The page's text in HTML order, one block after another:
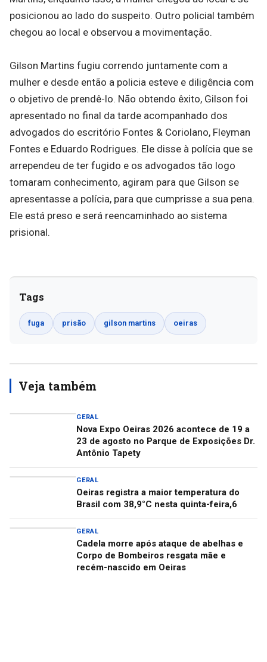
posicionou ao lado do suspeito. Outro policial também
chegou ao local e observou a movimentação.
Gilson Martins fugiu correndo juntamente com a
mulher e desde então a policia esteve e diligência com
o objetivo de prendê-lo. Não obtendo êxito, Gilson foi
apresentado no final da tarde acompanhado dos
advogados do escritório Fontes & Coriolano, Fleyman
Fontes e Eduardo Rodrigues. Ele disse à polícia que se
arrependeu de ter fugido e os advogados tão logo
tomaram conhecimento, agiram para que Gilson se
apresentasse a polícia, para que cumprisse a sua pena.
Ele está preso e será reencaminhado ao sistema
prisional.
Tags
fuga prisão gilson martins oeiras
Veja também
GERAL
Nova Expo Oeiras 2026 acontece de 19 a
23 de agosto no Parque de Exposições Dr.
Antônio Tapety
GERAL
Oeiras registra a maior temperatura do
Brasil com 38,9°C nesta quinta-feira,6
GERAL
Cadela morre após ataque de abelhas e
Corpo de Bombeiros resgata mãe e
recém-nascido em Oeiras